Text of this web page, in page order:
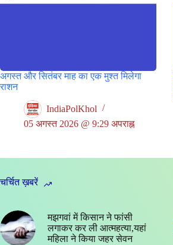
अगस्त और सितंबर माह का एक मुश्त मिलेगा
राशन
IndiaPolKhol
05 अगस्त 2026 @ 9:29 अपराह्न
चर्चित ख़बरें
मझगवां में किसान ने फांसी
लगाकर कर ली आत्महत्या,यहां
महिला ने किया जहर सेवन